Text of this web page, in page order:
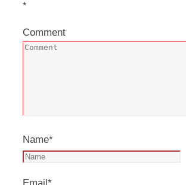
*
Comment
Name*